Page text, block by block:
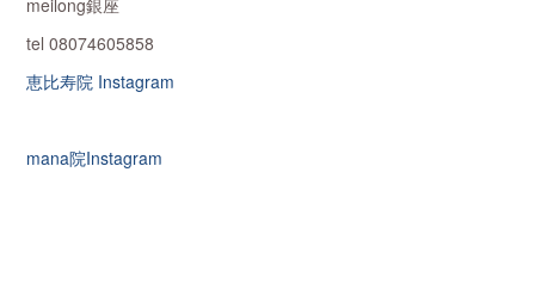
meilong銀座
tel 08074605858
恵比寿院 Instagram
mana院Instagram